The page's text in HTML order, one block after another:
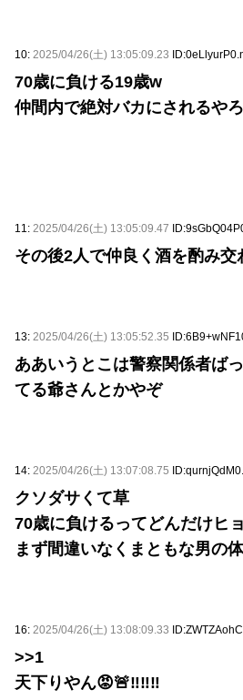
10: 2025/04/26(土) 13:05:09.23
70歳に負ける19歳w
仲間内で絶対バカにされるやろ
11: 2025/04/26(土) 13:05:09.47
その後2人で仲良く酒を酌み交
13: 2025/04/26(土) 13:05:52.35
ああいうとこは警察関係者ば
てる爺さんとかやぞ
14: 2025/04/26(土) 13:07:08.75
クソダサくて草
70歳に負けるってどんだけヒ
まず間違いなくまともな男の
16: 2025/04/26(土) 13:08:09.33
>>1
天下りやん😡🚨‼‼‼